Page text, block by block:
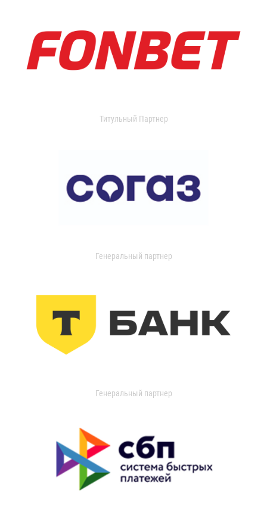
Титульный Партнер
Генеральный партнер
Генеральный партнер